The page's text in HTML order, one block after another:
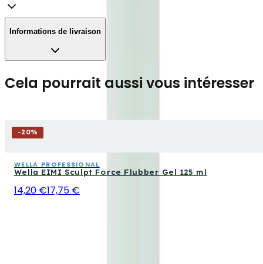
Informations de livraison
Cela pourrait aussi vous intéresser
-20%
WELLA PROFESSIONAL
Wella EIMI Sculpt Force Flubber Gel 125 ml
14,20 €17,75 €